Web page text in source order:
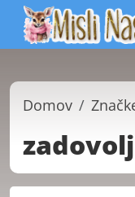
Domov